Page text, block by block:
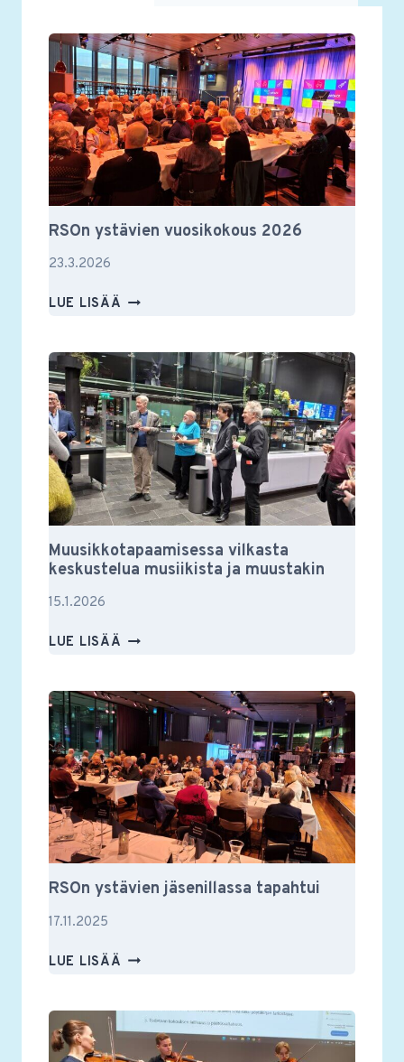
RSOn ystävien vuosikokous 2026
23.3.2026
LUE LISÄÄ RSON
2026
Muusikkotapaamisessa vilkasta
keskustelua musiikista ja muustakin
15.1.2026
LUE LISÄÄ MUUSIKKOTAPAAMISESSA
MUSIIKISTA
MUUSTAKIN
RSOn ystävien jäsenillassa tapahtui
17.11.2025
LUE LISÄÄ RSON
TAPAHTUI